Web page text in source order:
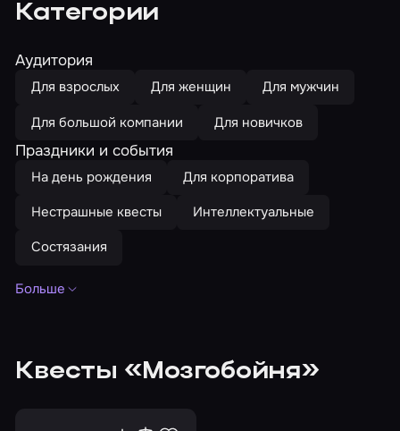
Категории
Аудитория
Для взрослых Для женщин
Для мужчин
Для большой компании
Для новичков
Праздники и события
На день рождения
Для корпоратива
Нестрашные квесты
Интеллектуальные
Состязания
До 7 человек
До 8 человек
До 9 человек
Больше
Квесты «Мозгобойня»